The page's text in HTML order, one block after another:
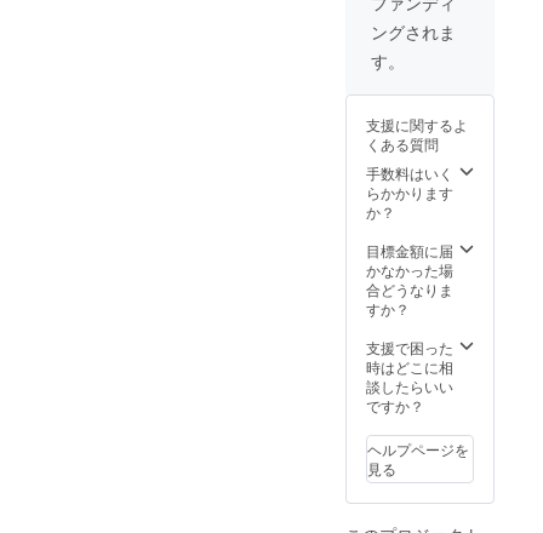
ます。 備考欄に
スカイプアカウ
ントが特定でき
るよう、スカイ
プ名を記入くだ
さい
ングされま
す。
支援に関するよ
くある質問
手数料はいく
らかかります
か？
目標金額に届
かなかった場
合どうなりま
すか？
支援で困った
時はどこに相
談したらいい
ですか？
ヘルプページを
見る